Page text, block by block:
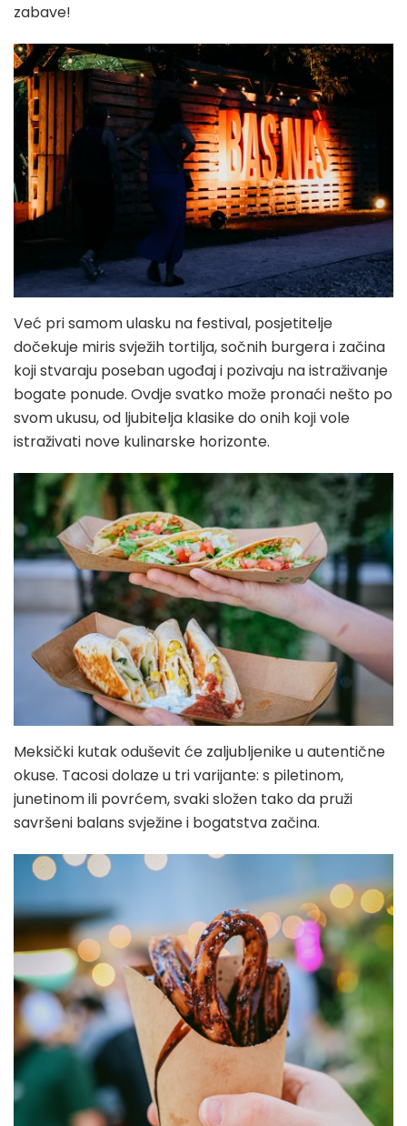
zabave!
Već pri samom ulasku na festival, posjetitelje
dočekuje miris svježih tortilja, sočnih burgera i začina
koji stvaraju poseban ugođaj i pozivaju na istraživanje
bogate ponude. Ovdje svatko može pronaći nešto po
svom ukusu, od ljubitelja klasike do onih koji vole
istraživati nove kulinarske horizonte.
Meksički kutak oduševit će zaljubljenike u autentične
okuse. Tacosi dolaze u tri varijante: s piletinom,
junetinom ili povrćem, svaki složen tako da pruži
savršeni balans svježine i bogatstva začina.